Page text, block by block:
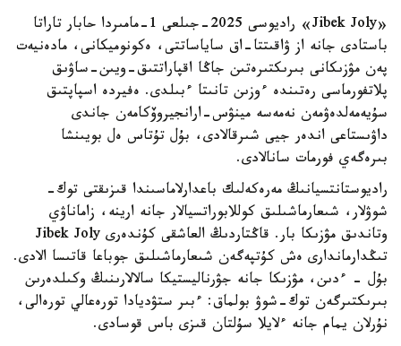
«Jibek Joly» راديوسى 2025-جىلعى 1-مامىردا حابار تاراتا
باستادى جانە از ۋاقىتتا-اق ساياساتتى، ەكونوميكانى، مادەنيەت
پەن مۋزىكانى بىرىكتىرەتىن جاڭا اقپاراتتىق-ويىن-ساۋىق
پلاتفورماسى رەتىندە ءوزىن تانىتا ءبىلدى. ەفيردە اسپاپتىق
سۇيەمەلدەۋمەن نەمەسە مينۋس-ارانجيروۆكامەن جاندى
داۋىستاعى اندەر جيى شىرقالادى، بۇل تۇتاس ەل بويىنشا
بىرەگەي فورمات سانالادى.
راديوستانتسيانىڭ مەرەكەلىك باعدارلاماسىندا قىزىقتى توك-
شوۋلار، شىعارماشىلىق كوللابوراتسيالار جانە ارينە، زاماناۋي
وتاندىق مۋزىكا بار. قاڭتاردىڭ العاشقى كۇندەرى Jibek Joly
تىڭدارماندارى ەش كۇتپەگەن شىعارماشىلىق جوباعا قاتىسا الادى.
بۇل - ءدىن، مۋزىكا جانە جۋرناليستيكا سالالارىنىڭ وكىلدەرىن
بىرىكتىرگەن توك-شوۋ بولماق: ءبىر ستۋديادا تورەعالي تورەالى،
نۇرلان يمام جانە ءلايلا سۇلتان قىزى باس قوسادى.